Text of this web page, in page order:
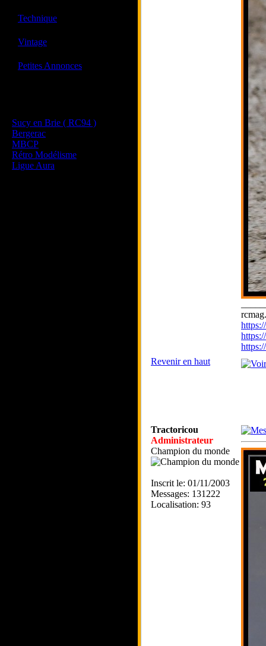
Technique
Vintage
Petites Annonces
Sucy en Brie ( RC94 )
Bergerac
MBCP
Rétro Modélisme
Ligue Aura
Revenir en haut
Tractoricou
Administrateur
Champion du monde
Inscrit le: 01/11/2003
Messages: 131222
Localisation: 93